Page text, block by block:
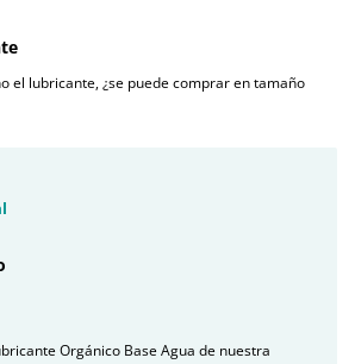
el lubricante, ¿se puede comprar en tamaño
Orgánico Base Agua de nuestra